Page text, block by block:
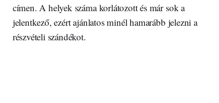
címen. A helyek száma korlátozott és már sok a
jelentkező, ezért ajánlatos minél hamarább jelezni a
részvételi szándékot.